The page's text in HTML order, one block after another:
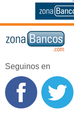
Seguinos en